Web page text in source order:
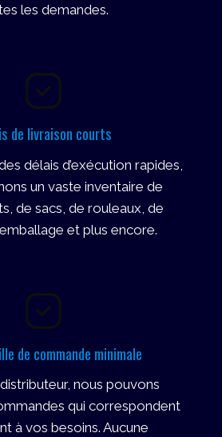
les demandes.
de livraison courts
délais d’exécution rapides,
un vaste inventaire de
de sacs, de rouleaux, de
et plus encore.
de commande minimale
nous pouvons
qui correspondent
à vos besoins. Aucune